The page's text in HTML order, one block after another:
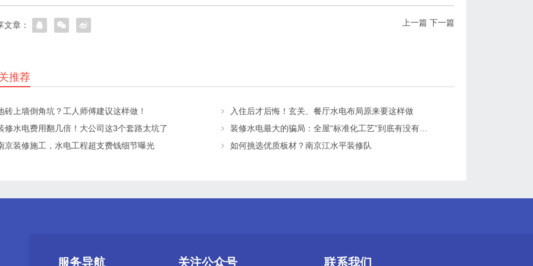
上一篇 下一篇
文章：
推荐
砖上墙倒角坑？工人师傅建议这样做！
入住后才后悔！玄关、餐厅水电布局原来要这样做
修水电费用翻几倍！大公司这3个套路太坑了
装修水电最大的骗局：全屋“标准化工艺”到底有没有用？
京装修施工，水电工程超支费钱细节曝光
如何挑选优质板材？南京江水平装修队
服务导航 关注公众号 联系我们